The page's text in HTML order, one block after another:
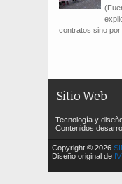
contratos sino por
Sitio Web
Tecnología y
Contenidos
Copyright © 2026
Diseño original de